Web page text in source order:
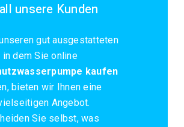
unsere Kunden
gut ausgestatteten
in dem Sie online
kaufen
bieten wir Ihnen eine
Angebot.
Sie selbst, was